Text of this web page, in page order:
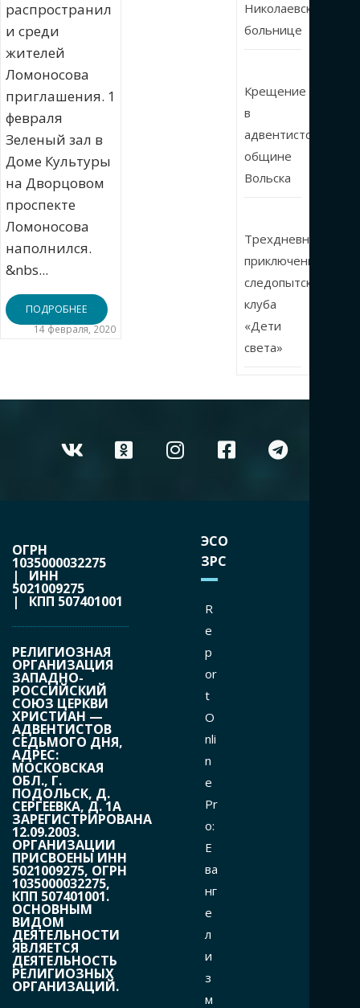
распространил
и среди
жителей
Ломоносова
приглашения. 1
февраля
Зеленый зал в
Доме Культуры
на Дворцовом
проспекте
Ломоносова
наполнился.
&nbs...
ПОДРОБНЕЕ
14 февраля, 2020
Николаевской
больнице
Крещение
в
адвентистской
общине
Вольска
Трехдневные
приключения
следопытского
клуба
«Дети
света»
ОГРН
1035000032275
| ИНН
5021009275
| КПП 507401001
РЕЛИГИОЗНАЯ
ОРГАНИЗАЦИЯ
ЗАПАДНО-
РОССИЙСКИЙ
СОЮЗ ЦЕРКВИ
ХРИСТИАН —
АДВЕНТИСТОВ
СЕДЬМОГО ДНЯ,
АДРЕС:
МОСКОВСКАЯ
ОБЛ., Г.
ПОДОЛЬСК, Д.
СЕРГЕЕВКА, Д. 1А
ЗАРЕГИСТРИРОВАНА
12.09.2003.
ОРГАНИЗАЦИИ
ПРИСВОЕНЫ ИНН
5021009275, ОГРН
1035000032275,
КПП 507401001.
ОСНОВНЫМ
ВИДОМ
ДЕЯТЕЛЬНОСТИ
ЯВЛЯЕТСЯ
ДЕЯТЕЛЬНОСТЬ
РЕЛИГИОЗНЫХ
ОРГАНИЗАЦИЙ.
ЭСО
ЗРС
R
e
p
or
t
O
nli
n
e
Pr
o:
Е
ва
нг
е
л
и
з
м